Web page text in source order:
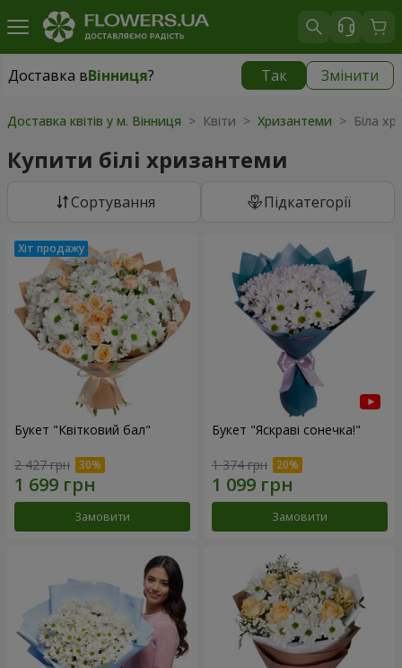
Доставка вВінниця? Так Змінити
Доставка вВінниця|
Доставка квітів у м. Вінниця > Квіти > Хризантеми > Біла
Купити білі хризантеми
Сортування Підкатегорії
Букет "Квітковий бал"
2 427 грн
Замовити
Букет "Яскраві сонечка!"
1 374 грн
Замовити